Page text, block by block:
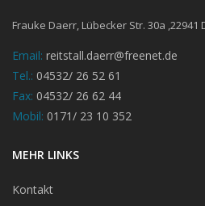
Frauke Daerr, Lübecker Str. 30a ,22941
Email: reitstall.daerr@freenet.de
Tel.: 04532/ 26 52 61
Fax: 04532/ 26 62 44
Mobil: 0171/ 23 10 352
MEHR LINKS
Kontakt